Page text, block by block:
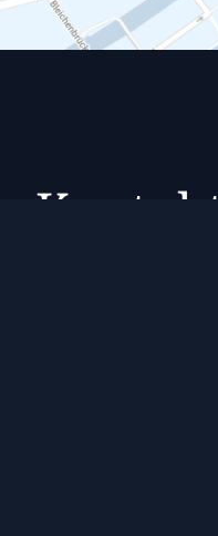
Kontakt